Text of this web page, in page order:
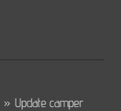
» Update camper